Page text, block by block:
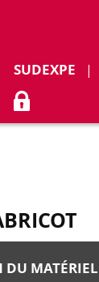
SUDEXPE
ACCÈS